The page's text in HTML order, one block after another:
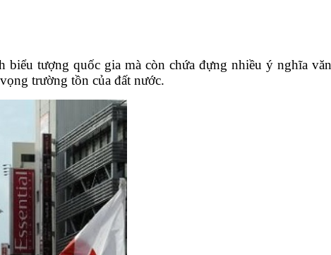
tượng quốc gia mà còn chứa đựng nhiều ý nghĩa
trường tồn của đất nước.